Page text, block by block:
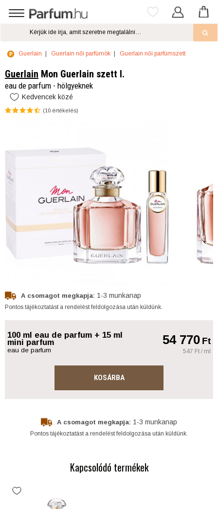
Guerlain Guerlain női parfümök Guerlain női parfümszett
Guerlain Mon Guerlain szett I.
eau de parfum - hölgyeknek
Kedvencek közé
(10 értékelés)
A csomagot megkapja: 1-3 munkanap
Pontos tájékoztatást a rendelést feldolgozása után küldünk.
100 ml eau de parfum + 15 ml
mini parfum
eau de parfum
54 770Ft
547 Ft / ml
KOSÁRBA
A csomagot megkapja: 1-3 munkanap
Pontos tájékoztatást a rendelést feldolgozása után küldünk.
Kapcsolódó termékek